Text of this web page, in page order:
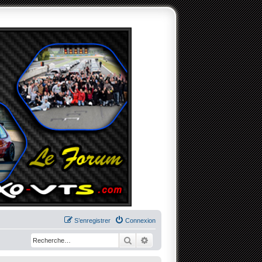
Connexion
S’enregistrer
RechercherRecherche avancée